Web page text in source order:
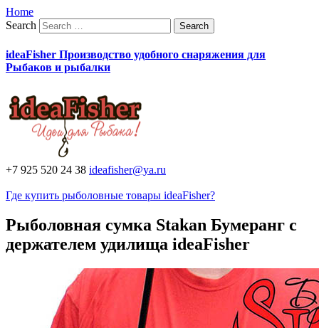
Home
Search
ideaFisher Производство удобного снаряжения для
Рыбаков и рыбалки
+7 925 520 24 38 ideafisher@ya.ru
Где купить рыболовные товары ideaFisher?
Рыболовная сумка Stakan Бумеранг с
держателем удилища ideaFisher